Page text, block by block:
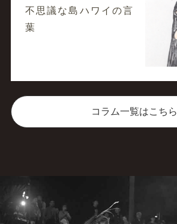
不思議な島ハワイの言
葉
コラム一覧はこちら